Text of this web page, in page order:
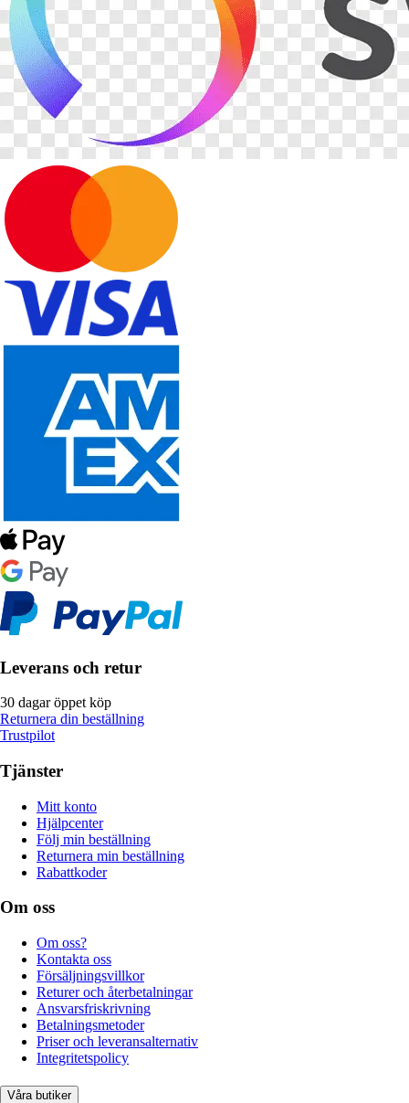
Leverans och retur
30 dagar öppet köp
Returnera din beställning
Trustpilot
Tjänster
Mitt konto
Hjälpcenter
Följ min beställning
Returnera min beställning
Rabattkoder
Om oss
Om oss?
Kontakta oss
Försäljningsvillkor
Returer och återbetalningar
Ansvarsfriskrivning
Betalningsmetoder
Priser och leveransalternativ
Integritetspolicy
Våra butiker